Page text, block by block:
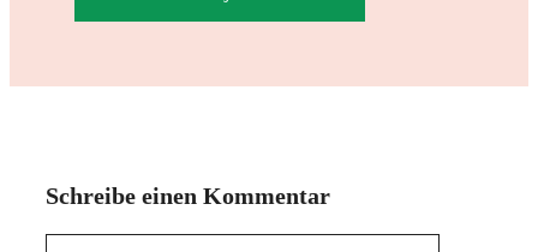
Schreibe einen Kommentar